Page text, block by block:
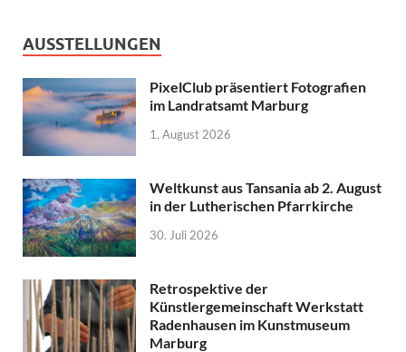
AUSSTELLUNGEN
PixelClub präsentiert Fotografien
im Landratsamt Marburg
1. August 2026
Weltkunst aus Tansania ab 2. August
in der Lutherischen Pfarrkirche
30. Juli 2026
Retrospektive der
Künstlergemeinschaft Werkstatt
Radenhausen im Kunstmuseum
Marburg